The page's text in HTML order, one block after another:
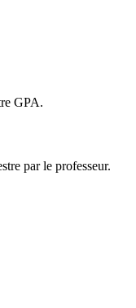
GPA.
par le professeur.